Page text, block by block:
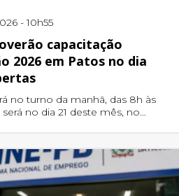
- 10h55
capacitação
2026 em Patos no dia
no turno da manhã, das 8h às
no dia 21 deste mês, no